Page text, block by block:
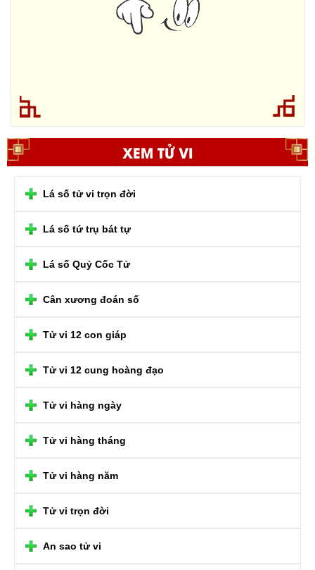
XEM TỬ VI
Lá số tử vi trọn đời
Lá số tứ trụ bát tự
Lá số Quỷ Cốc Tử
Cân xương đoán số
Tử vi 12 con giáp
Tử vi 12 cung hoàng đạo
Tử vi hàng ngày
Tử vi hàng tháng
Tử vi hàng năm
Tử vi trọn đời
An sao tử vi